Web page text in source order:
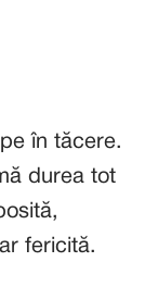
în tăcere.
durea tot
fericită.